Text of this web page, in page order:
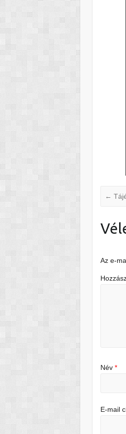
←
Az e-
Név*
E-mail